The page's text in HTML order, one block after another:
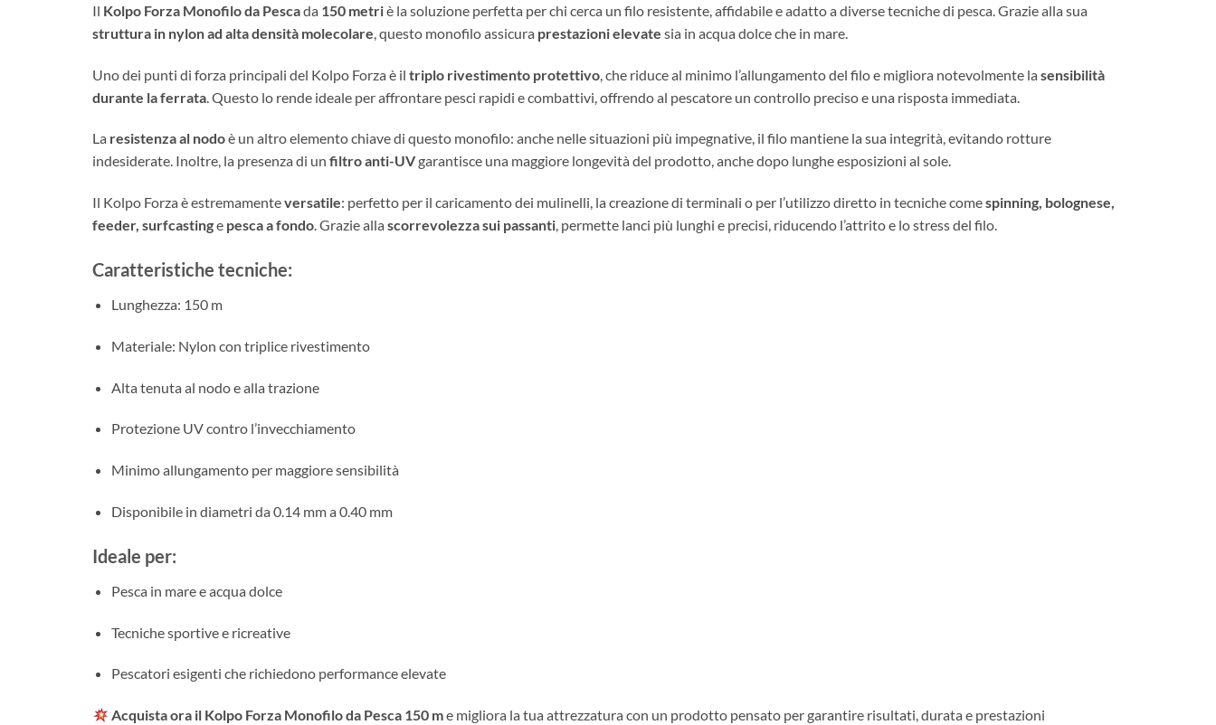
Il Kolpo Forza Monofilo da Pescada 150 metriè la soluzione perfetta per chi cerca un filo resistente, affidabile e adatto a diverse tecniche di pesca. Grazie alla sua
struttura in nylon ad alta densità molecolare, questo monofilo assicura prestazioni elevate sia in acqua dolce che in mare.
Uno dei punti di forza principali del Kolpo Forza è il triplo rivestimento protettivo , che riduce al minimo l’allungamento del filo e migliora notevolmente la sensibilità
durante la ferrata . Questo lo rende ideale per affrontare pesci rapidi e combattivi, offrendo al pescatore un controllo preciso e una risposta immediata.
La resistenza al nodoè un altro elemento chiave di questo monofilo: anche nelle situazioni più impegnative, il filo mantiene la sua integrità, evitando rotture
indesiderate. Inoltre, la presenza di un filtro anti-UVgarantisce una maggiore longevità del prodotto, anche dopo lunghe esposizioni al sole.
Il Kolpo Forza è estremamenteversatile: perfetto per il caricamento dei mulinelli, la creazione di terminali o per l’utilizzo diretto in tecniche comespinning, bolognese,
feeder, surfcastinge pesca a fondo. Grazie alla scorrevolezza sui passanti, permette lanci più lunghi e precisi, riducendo l’attrito e lo stress del filo.
Caratteristiche tecniche:
Lunghezza: 150 m
Materiale: Nylon con triplice rivestimento
Alta tenuta al nodo e alla trazione
Protezione UV contro l’invecchiamento
Minimo allungamento per maggiore sensibilità
Disponibile in diametri da 0.14 mm a 0.40 mm
Ideale per:
Pesca in mare e acqua dolce
Tecniche sportive e ricreative
Pescatori esigenti che richiedono performance elevate
Acquista ora il Kolpo Forza Monofilo da Pesca 150 me migliora la tua attrezzatura con un prodotto pensato per garantire risultati, durata e prestazioni